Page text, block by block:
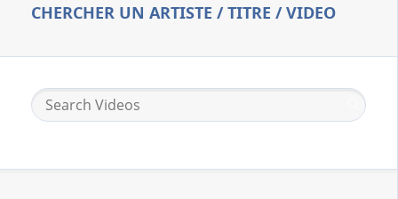
CHERCHER UN ARTISTE / TITRE / VIDEO